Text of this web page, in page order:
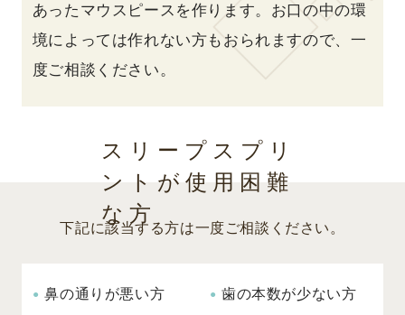
あったマウスピースを作ります。お口の中の環
境によっては作れない方もおられますので、一
度ご相談ください。
スリープスプリ
ントが使用困難
な方
下記に該当する方は一度ご相談ください。
鼻の通りが悪い方
歯の本数が少ない方